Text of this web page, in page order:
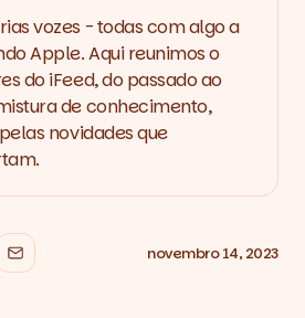
vozes - todas com algo a
Apple. Aqui reunimos o
do iFeed, do passado ao
de conhecimento,
novidades que
Email novembro 14, 2023